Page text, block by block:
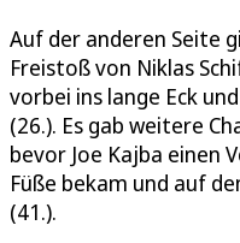
Auf der anderen Seite
Freistoß von Niklas
vorbei ins lange Eck
(26.). Es gab weitere
bevor Joe Kajba einen
Füße bekam und auf
(41.).